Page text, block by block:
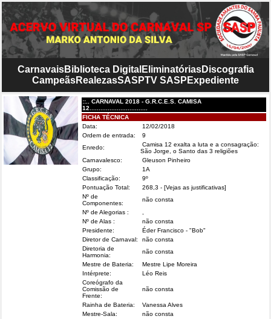
CarnavaisBiblioteca Digital EliminatóriasDiscografia
CampeãsRealezasSASPTV SASP Expediente
::.. CARNAVAL 2018 - G.R.C.E.S. CAMISA
12................................
FICHA TÉCNICA
Data:
12/02/2018
Ordem de entrada:
9
Enredo:
Camisa 12 exalta a luta e a consagração:
São Jorge, o Santo das 3 religiões
Carnavalesco:
Gleuson Pinheiro
Grupo:
1A
Classificação:
9º
Pontuação Total:
268,3 - [Vejas as justificativas]
Nº de
Componentes:
não consta
Nº de Alegorias :
Nº de Alas :
não consta
Presidente:
Éder Francisco - "Bob"
Diretor de Carnaval:
não consta
Diretoria de
Harmonia:
não consta
Mestre de Bateria:
Mestre Lipe Moreira
Intérprete:
Léo Reis
Coreógrafo da
Comissão de
Frente:
não consta
Rainha de Bateria:
Vanessa Alves
Mestre-Sala:
não consta